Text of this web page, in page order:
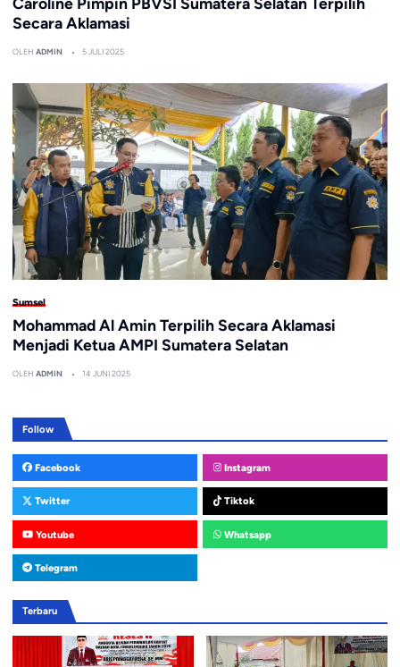
Secara Aklamasi
OLEH ADMIN 5 JULI 2025
Sumsel
Mohammad Al Amin Terpilih Secara Aklamasi
Menjadi Ketua AMPI Sumatera Selatan
OLEH ADMIN 14 JUNI 2025
Follow
Facebook Instagram
Twitter Tiktok
Youtube Whatsapp
Telegram
Terbaru